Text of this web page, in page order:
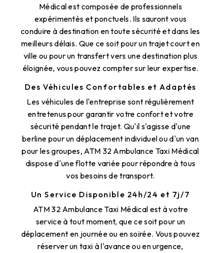
Médical est composée de professionnels
expérimentés et ponctuels. Ils sauront vous
conduire à destination en toute sécurité et dans les
meilleurs délais. Que ce soit pour un trajet court en
ville ou pour un transfert vers une destination plus
éloignée, vous pouvez compter sur leur expertise.
Des Véhicules Confortables et Adaptés
Les véhicules de l'entreprise sont régulièrement
entretenus pour garantir votre confort et votre
sécurité pendant le trajet. Qu'il s'agisse d'une
berline pour un déplacement individuel ou d'un van
pour les groupes, ATM 32 Ambulance Taxi Médical
dispose d'une flotte variée pour répondre à tous
vos besoins de transport.
Un Service Disponible 24h/24 et 7j/7
ATM 32 Ambulance Taxi Médical est à votre
service à tout moment, que ce soit pour un
déplacement en journée ou en soirée. Vous pouvez
réserver un taxi à l'avance ou en urgence,